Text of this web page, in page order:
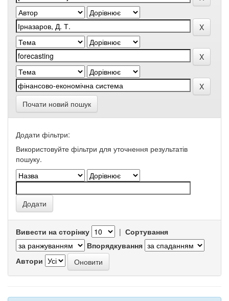
Почати новий пошук
Додати фільтри:
Використовуйте фільтри для уточнення результатів
пошуку.
Вивести на сторінку | Сортування
Впорядкування
Автори